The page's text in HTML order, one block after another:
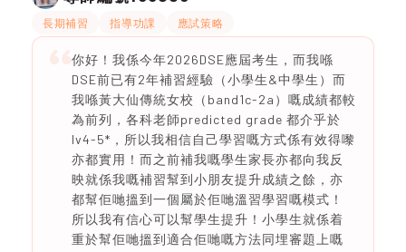
長期補習 指導功課 應試策略
你好！我係今年2026DSE應屆考生，而我喺
DSE前已有2年補習經驗（小學生&中學生）而
我喺黃大仙傳統女校（band1c-2a）嘅成績都較
為前列，各科老師predicted grade 都介乎於
lv4-5*，所以我相信自己學習嘅方式係有效得嚟
亦都實用！而之前補我嘅學生家長亦都向我反
映就係我嘅補習幫到小朋友提升成績之餘，亦
都幫佢哋搵到一個屬於佢哋溫習學習嘅模式！
所以我有信心可以幫學生提升！小學生就係着
重於幫佢哋搵到適合佢哋嘅方法同埋審題上嘅